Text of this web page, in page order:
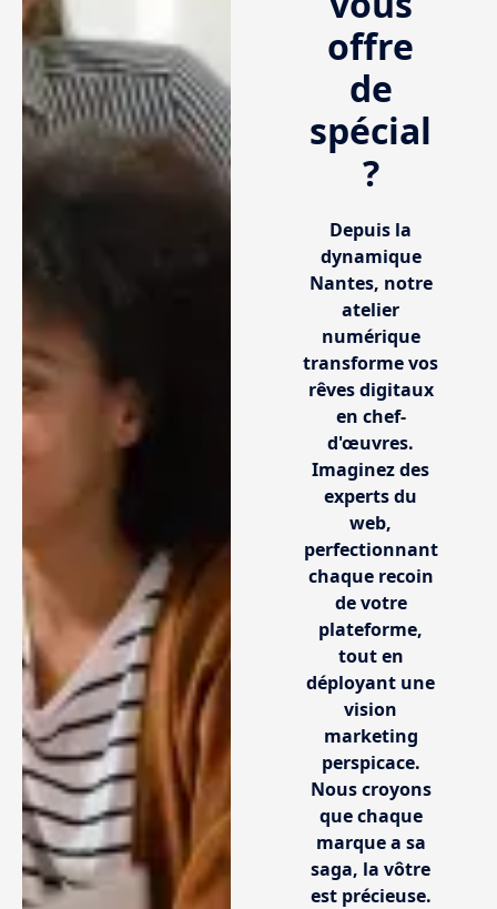
offre
de
spécial
?
Depuis la
dynamique
Nantes, notre
atelier
numérique
transforme vos
rêves digitaux
en chef-
d'œuvres.
Imaginez des
experts du
web,
perfectionnant
chaque recoin
de votre
plateforme,
tout en
déployant une
vision
marketing
perspicace.
Nous croyons
que chaque
marque a sa
saga, la vôtre
est précieuse.